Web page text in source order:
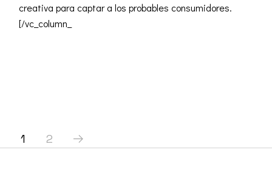
creativa para captar a los probables consumidores.
[/vc_column_
Paginación
1 2